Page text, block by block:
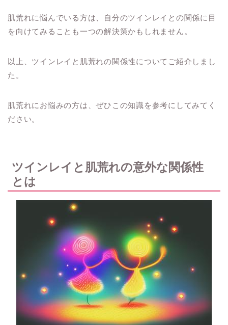
肌荒れに悩んでいる方は、自分のツインレイとの関係に目
を向けてみることも一つの解決策かもしれません。
以上、ツインレイと肌荒れの関係性についてご紹介しまし
た。
肌荒れにお悩みの方は、ぜひこの知識を参考にしてみてく
ださい。
ツインレイと肌荒れの意外な関係性
とは